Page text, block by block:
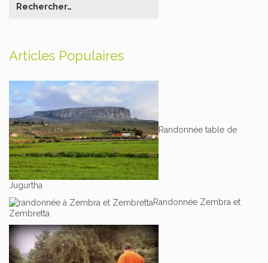
Articles Populaires
Randonnée table de
Jugurtha
Randonnée Zembra et
Zembretta